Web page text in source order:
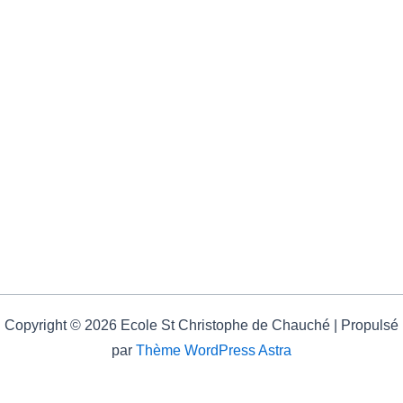
Copyright © 2026 Ecole St Christophe de Chauché | Propulsé
par Thème WordPress Astra